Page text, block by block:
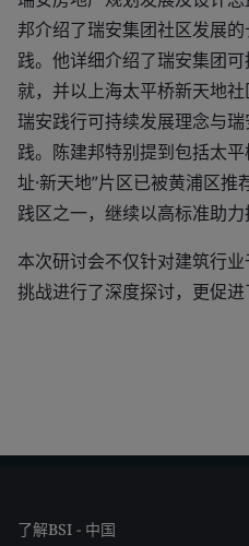
邦介绍了瑞安集团社区发展
践。他详细介绍了瑞安集团
就，并以上海太平桥新天地
瑞安践行可持续发展理念与
践。陈建邦特别提到包括太
址·新天地”片区已被黄浦区
践区之一，继续以高标准助力
本次研讨会不仅针对建筑行
挑战进行了深度探讨，更促进
了解BSI - 中国